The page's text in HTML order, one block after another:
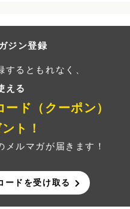
ジン登録
するともれなく、
える
ド（クーポン）
ト！
ルマガが届きます！
ードを受け取る